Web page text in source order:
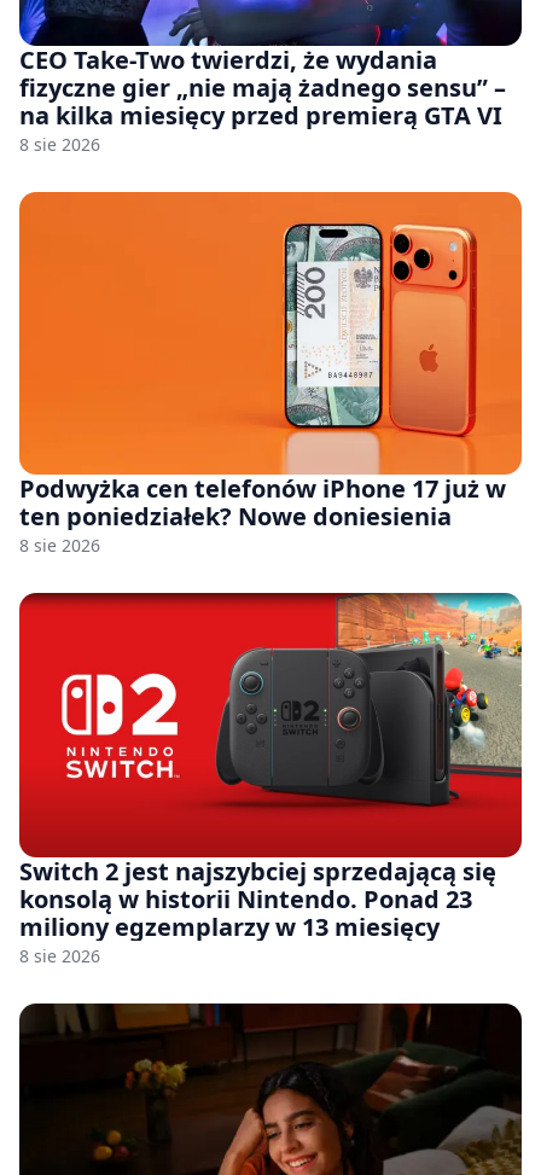
CEO Take-Two twierdzi, że wydania
fizyczne gier „nie mają żadnego sensu” –
na kilka miesięcy przed premierą GTA VI
8 sie 2026
Podwyżka cen telefonów iPhone 17 już w
ten poniedziałek? Nowe doniesienia
8 sie 2026
Switch 2 jest najszybciej sprzedającą się
konsolą w historii Nintendo. Ponad 23
miliony egzemplarzy w 13 miesięcy
8 sie 2026